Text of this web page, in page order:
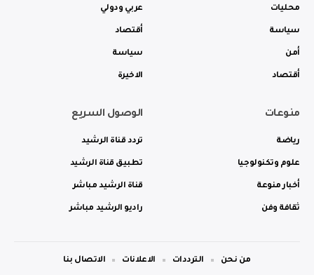
محليات
سياسة
أمن
أقتصاد
عربي ودولي
أقتصاد
سياسة
الاخيرة
منوعات
رياضة
علوم وتكنولوجيا
أخبار منوعة
ثقافة وفن
الوصول السريع
تردد قناة الرشيد
تطبيق قناة الرشيد
قناة الرشيد مباشر
راديو الرشيد مباشر
من نحن الترددات الاعلانات الاتصال بنا